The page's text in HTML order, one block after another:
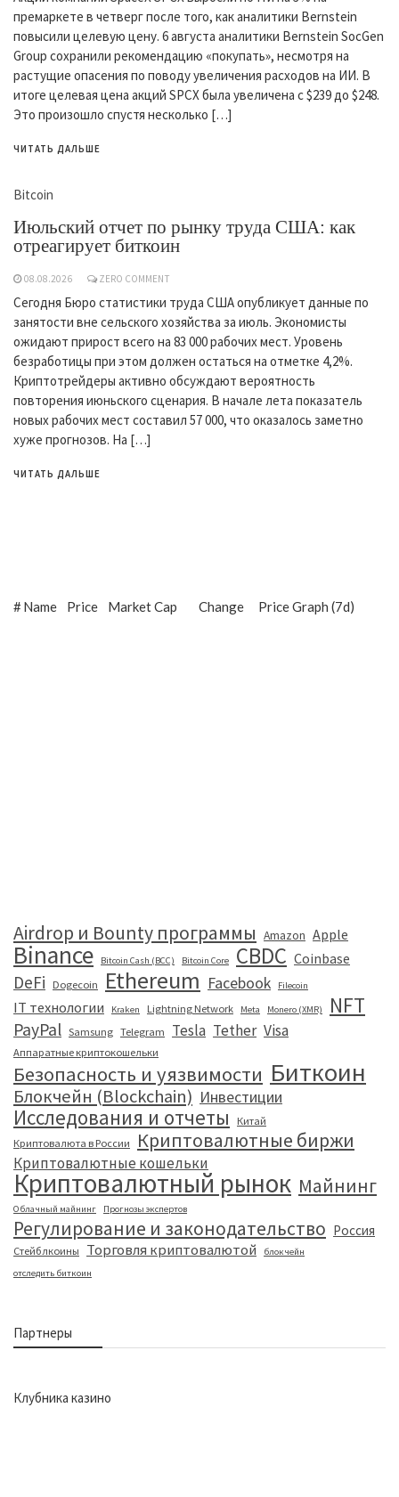
премаркете в четверг после того, как аналитики Bernstein
повысили целевую цену. 6 августа аналитики Bernstein SocGen
Group сохранили рекомендацию «покупать», несмотря на
растущие опасения по поводу увеличения расходов на ИИ. В
итоге целевая цена акций SPCX была увеличена с $239 до $248.
Это произошло спустя несколько […]
ЧИТАТЬ ДАЛЬШЕ
Bitcoin
Июльский отчет по рынку труда США: как
отреагирует биткоин
08.08.2026 ZERO COMMENT
Сегодня Бюро статистики труда США опубликует данные по
занятости вне сельского хозяйства за июль. Экономисты
ожидают прирост всего на 83 000 рабочих мест. Уровень
безработицы при этом должен остаться на отметке 4,2%.
Криптотрейдеры активно обсуждают вероятность
повторения июньского сценария. В начале лета показатель
новых рабочих мест составил 57 000, что оказалось заметно
хуже прогнозов. На […]
ЧИТАТЬ ДАЛЬШЕ
#Name Price Market Cap Change Price Graph (7d)
Airdrop и Bounty программы Amazon Apple
Binance Bitcoin Cash (BCC) Bitcoin Core CBDC Coinbase
DeFi Dogecoin Ethereum Facebook Filecoin
IT технологии Kraken Lightning Network Meta Monero (XMR) NFT
PayPal Samsung Telegram Tesla Tether Visa
Аппаратные криптокошельки
Безопасность и уязвимости Биткоин
Блокчейн (Blockchain) Инвестиции
Исследования и отчеты
Китай
Криптовалюта в России
Криптовалютные биржи
Криптовалютные кошельки
Криптовалютный рынок Майнинг
Облачный майнинг Прогнозы экспертов
Регулирование и законодательство Россия
Стейблкоины Торговля криптовалютой
блокчейн
отследить биткоин
Партнеры
Клубника казино